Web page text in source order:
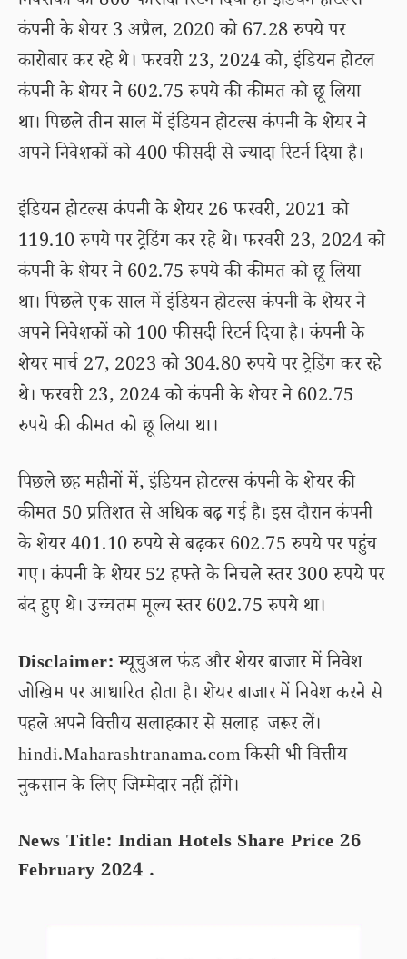
कंपनी के शेयर 3 अप्रैल, 2020 को 67.28 रुपये पर
कारोबार कर रहे थे। फरवरी 23, 2024 को, इंडियन होटल
कंपनी के शेयर ने 602.75 रुपये की कीमत को छू लिया
था। पिछले तीन साल में इंडियन होटल्स कंपनी के शेयर ने
अपने निवेशकों को 400 फीसदी से ज्यादा रिटर्न दिया है।
इंडियन होटल्स कंपनी के शेयर 26 फरवरी, 2021 को
119.10 रुपये पर ट्रेडिंग कर रहे थे। फरवरी 23, 2024 को
कंपनी के शेयर ने 602.75 रुपये की कीमत को छू लिया
था। पिछले एक साल में इंडियन होटल्स कंपनी के शेयर ने
अपने निवेशकों को 100 फीसदी रिटर्न दिया है। कंपनी के
शेयर मार्च 27, 2023 को 304.80 रुपये पर ट्रेडिंग कर रहे
थे। फरवरी 23, 2024 को कंपनी के शेयर ने 602.75
रुपये की कीमत को छू लिया था।
पिछले छह महीनों में, इंडियन होटल्स कंपनी के शेयर की
कीमत 50 प्रतिशत से अधिक बढ़ गई है। इस दौरान कंपनी
के शेयर 401.10 रुपये से बढ़कर 602.75 रुपये पर पहुंच
गए। कंपनी के शेयर 52 हफ्ते के निचले स्तर 300 रुपये पर
बंद हुए थे। उच्चतम मूल्य स्तर 602.75 रुपये था।
Disclaimer:म्यूचुअल फंड और शेयर बाजार में निवेश
जोखिम पर आधारित होता है। शेयर बाजार में निवेश करने से
पहले अपने वित्तीय सलाहकार से सलाह जरूर लें।
hindi.Maharashtranama.com किसी भी वित्तीय
नुकसान के लिए जिम्मेदार नहीं होंगे।
News Title: Indian Hotels Share Price 26
February 2024 .